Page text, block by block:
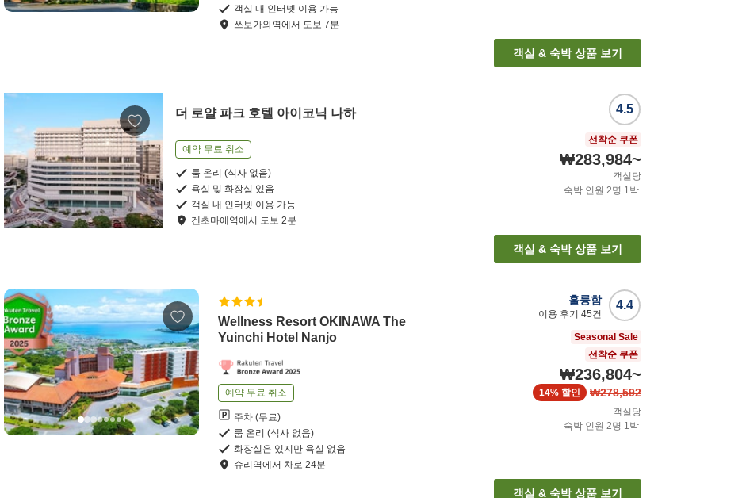
객실 내 인터넷 이용 가능
쓰보가와역에서 도보 7분
객실 & 숙박 상품 보기
더 로얄 파크 호텔 아이코닉 나하
예약 무료 취소
룸 온리 (식사 없음)
욕실 및 화장실 있음
객실 내 인터넷 이용 가능
겐초마에역에서 도보 2분
4.5
선착순 쿠폰
₩283,984~
객실당
숙박 인원 2명 1박
객실 & 숙박 상품 보기
Wellness Resort OKINAWA The
Yuinchi Hotel Nanjo
예약 무료 취소
주차 (무료)
룸 온리 (식사 없음)
화장실은 있지만 욕실 없음
슈리역에서 차로 24분
4.4
훌륭함
이용 후기 45건
Seasonal Sale
선착순 쿠폰
₩236,804~
₩278,592
14% 할인
객실당
숙박 인원 2명 1박
객실 & 숙박 상품 보기